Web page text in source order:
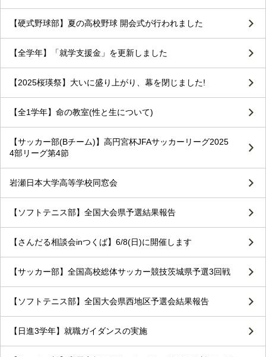
【硬式野球部】夏の高校野球 開会式が行われました
【全学年】「就学支援金」を更新しました
【2025桜瑛祭】大いに盛り上がり、幕を閉じました!
【全1学年】命の教室(性と生について)
【サッカー部(Bチーム)】高円宮杯JFAサッカーリーグ2025
4部リーグ第4節
岩瀬日本大学高等学校同窓会
【ソフトテニス部】全国大会県予選結果報告
【さんだる相談会inつくば】6/8(日)に開催します
【サッカー部】全国高校総体サッカー競技茨城県予選3回戦
【ソフトテニス部】全国大会県西地区予選会結果報告
【日進3学年】就職ガイダンスの実施